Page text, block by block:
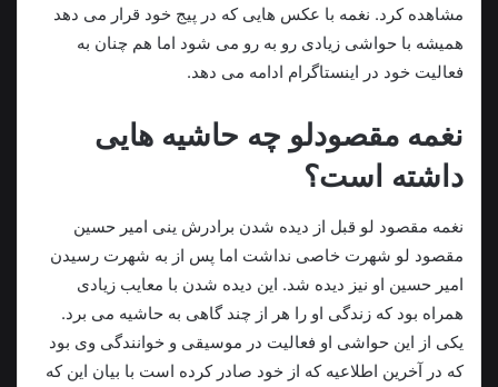
مشاهده کرد. نغمه با عکس هایی که در پیج خود قرار می‌ دهد
همیشه با حواشی زیادی رو به رو می شود اما هم چنان به
فعالیت خود در اینستاگرام ادامه می دهد.
نغمه مقصودلو چه حاشیه هایی
داشته است؟
نغمه مقصود لو قبل از دیده شدن برادرش ینی امیر حسین
مقصود لو شهرت خاصی نداشت اما پس از به شهرت رسیدن
امیر حسین او نیز دیده شد. این دیده شدن با معایب زیادی
همراه بود که زندگی او را هر از چند گاهی به حاشیه می برد.
یکی از این حواشی او فعالیت در موسیقی و خوانندگی وی بود
که در آخرین اطلاعیه که از خود صادر کرده است با بیان این که